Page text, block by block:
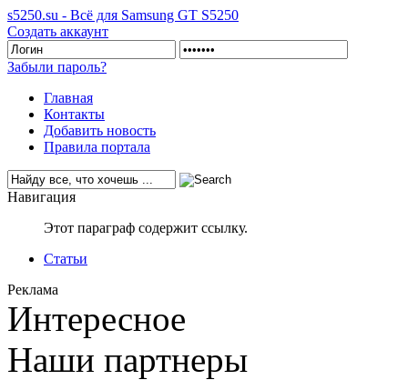
s5250.su - Всё для Samsung GT S5250
Создать аккаунт
Забыли пароль?
Главная
Контакты
Добавить новость
Правила портала
Навигация
Этот параграф содержит ссылку.
Статьи
Реклама
Интересное
Наши партнеры